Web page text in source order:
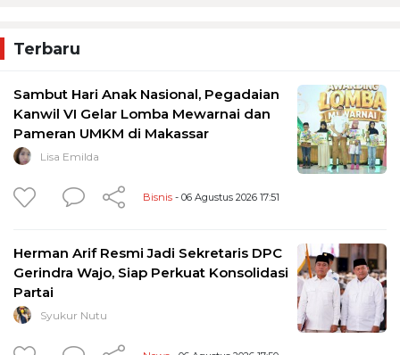
Terbaru
Sambut Hari Anak Nasional, Pegadaian
Kanwil VI Gelar Lomba Mewarnai dan
Pameran UMKM di Makassar
Lisa Emilda
Bisnis - 06 Agustus 2026 17:51
Herman Arif Resmi Jadi Sekretaris DPC
Gerindra Wajo, Siap Perkuat Konsolidasi
Partai
Syukur Nutu